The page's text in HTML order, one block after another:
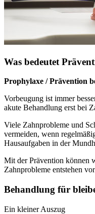
Was bedeutet
Prophylaxe / Prävention
Vorbeugung ist immer
akute Behandlung erst bei
Viele Zahnprobleme und
vermeiden, wenn
Hausaufgaben in der
Mit der Prävention können
Zahnprobleme entstehen
Behandlung für
Ein kleiner Auszug